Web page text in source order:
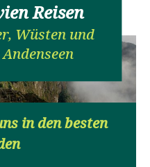
Reisen
Wüsten und
in den besten